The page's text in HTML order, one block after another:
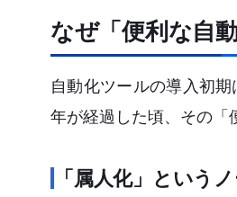
なぜ「便利な自
自動化ツールの導入初
年が経過した頃、その「
「属人化」という